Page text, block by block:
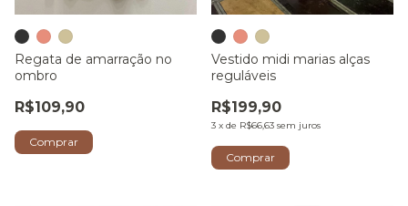
Regata de amarração no
ombro
R$109,90
Comprar
Vestido midi marias alças
reguláveis
R$199,90
3 x de R$66,63 sem juros
Comprar